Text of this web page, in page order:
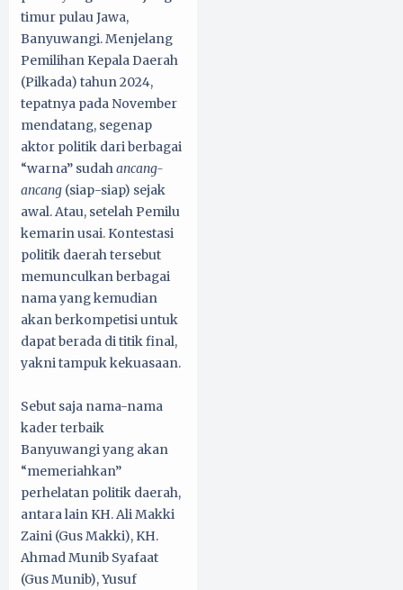
timur pulau Jawa,
Banyuwangi. Menjelang
Pemilihan Kepala Daerah
(Pilkada) tahun 2024,
tepatnya pada November
mendatang, segenap
aktor politik dari berbagai
“warna” sudahancang-
ancang (siap-siap) sejak
awal. Atau, setelah Pemilu
kemarin usai. Kontestasi
politik daerah tersebut
memunculkan berbagai
nama yang kemudian
akan berkompetisi untuk
dapat berada di titik final,
yakni tampuk kekuasaan.
Sebut saja nama-nama
kader terbaik
Banyuwangi yang akan
“memeriahkan”
perhelatan politik daerah,
antara lain KH. Ali Makki
Zaini (Gus Makki), KH.
Ahmad Munib Syafaat
(Gus Munib), Yusuf